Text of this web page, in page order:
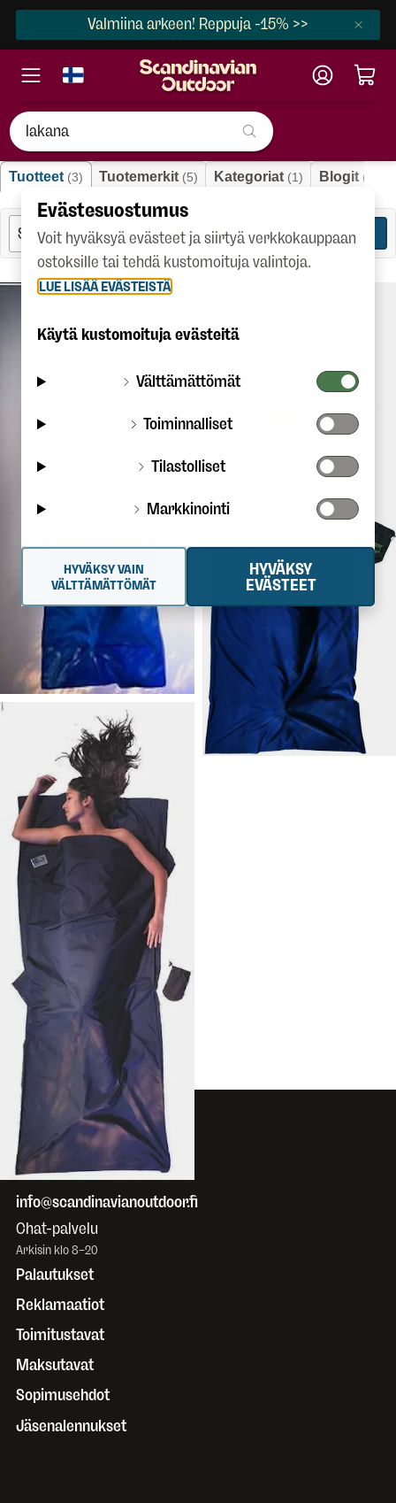
Valmiina arkeen! Reppuja -15% >>
"lakana"
Tuotteet (3) Tuotemerkit (5) Kategoriat (1) Blogit (7)
SUODATA
119 €
COCOONLakana
Matkalakana aitoa silkkiä!
COCOON
Kevyt, pieneen pakkautuva
matkalakana, hengittävää
polyesterikangasta.
49,90 €
COCOON
Lakana, Egyptinpuuvilla
Matkailijan valinta!
Asiakaspalvelu
info@scandinavianoutdoor.fi
Chat-palvelu
Arkisin klo 8–20
Palautukset
Reklamaatiot
Toimitustavat
Maksutavat
Sopimusehdot
Jäsenalennukset
Evästesuostumus
Voit hyväksyä evästeet ja siirtyä verkkokauppaan
ostoksille tai tehdä kustomoituja valintoja.
LUE LISÄÄ EVÄSTEISTÄ
Käytä kustomoituja evästeitä
Välttämättömät
Toiminnalliset
Tilastolliset
Markkinointi
HYVÄKSY
EVÄSTEET
HYVÄKSY VAIN
VÄLTTÄMÄTTÖMÄT